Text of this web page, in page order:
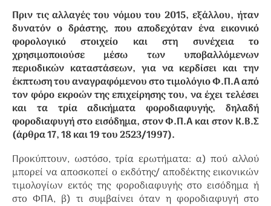
Πριν τις αλλαγές του νόμου του 2015, εξάλλου, ήταν
δυνατόν ο δράστης, που αποδεχόταν ένα εικονικό
φορολογικό στοιχείο και στη συνέχεια το
χρησιμοποιούσε μέσω των υποβαλλόμενων
περιοδικών καταστάσεων, για να κερδίσει και την
έκπτωση του αναγραφόμενου στο τιμολόγιο Φ.Π.Α από
τον φόρο εκροών της επιχείρησης του, να έχει τελέσει
και τα τρία αδικήματα φοροδιαφυγής, δηλαδή
φοροδιαφυγή στο εισόδημα, στον Φ.Π.Α και στον Κ.Β.Σ
(άρθρα 17, 18 και 19 του 2523/1997).
Προκύπτουν, ωστόσο, τρία ερωτήματα: α) πού αλλού
μπορεί να αποσκοπεί ο εκδότης/ αποδέκτης εικονικών
τιμολογίων εκτός της φοροδιαφυγής στο εισόδημα ή
στο ΦΠΑ, β) τι συμβαίνει όταν η φοροδιαφυγή στο